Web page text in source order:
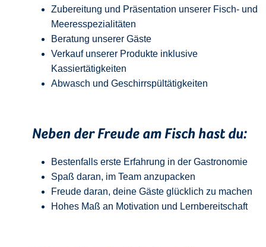
Zubereitung und Präsentation unserer Fisch- und
Meeresspezialitäten
Beratung unserer Gäste
Verkauf unserer Produkte inklusive
Kassiertätigkeiten
Abwasch und Geschirrspültätigkeiten
Neben der Freude am Fisch hast du:
Bestenfalls erste Erfahrung in der Gastronomie
Spaß daran, im Team anzupacken
Freude daran, deine Gäste glücklich zu machen
Hohes Maß an Motivation und Lernbereitschaft